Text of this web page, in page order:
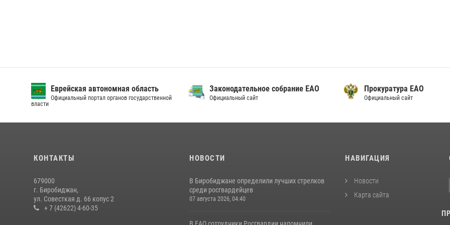
Еврейская автономная область
Официальный портал органов государственной
власти
Законодательное собрание ЕАО
Официальный сайт
Прокуратура ЕАО
Официальный сайт
КОНТАКТЫ
679000
г. Биробиджан,
ул. Совесткая д. 66 копус 2
+ 7 (42622) 4-60-35
НОВОСТИ
В Биробиджане определили лучших стрелков
среди росгвардейцев
07 августа 2026, 04:40
НАВИГАЦИЯ
Новости
Карта сайта